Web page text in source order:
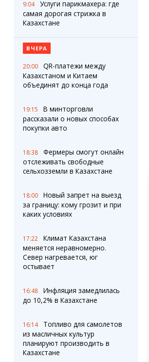
9:04
Услуги парикмахера: где
самая дорогая стрижка в
Казахстане
ВЧЕРА
20:00
QR-платежи между
Казахстаном и Китаем
объединят до конца года
19:15
В минторговли
рассказали о новых способах
покупки авто
18:38
Фермеры смогут онлайн
отслеживать свободные
сельхозземли в Казахстане
18:00
Новый запрет на выезд
за границу: кому грозит и при
каких условиях
17:22
Климат Казахстана
меняется неравномерно.
Север нагревается, юг
остывает
16:48
Инфляция замедлилась
до 10,2% в Казахстане
16:14
Топливо для самолетов
из масличных культур
планируют производить в
Казахстане